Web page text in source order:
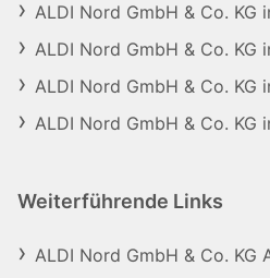
ALDI Nord GmbH & Co. KG
ALDI Nord GmbH & Co. KG
ALDI Nord GmbH & Co. KG
ALDI Nord GmbH & Co. KG
Weiterführende Links
ALDI Nord GmbH & Co. KG